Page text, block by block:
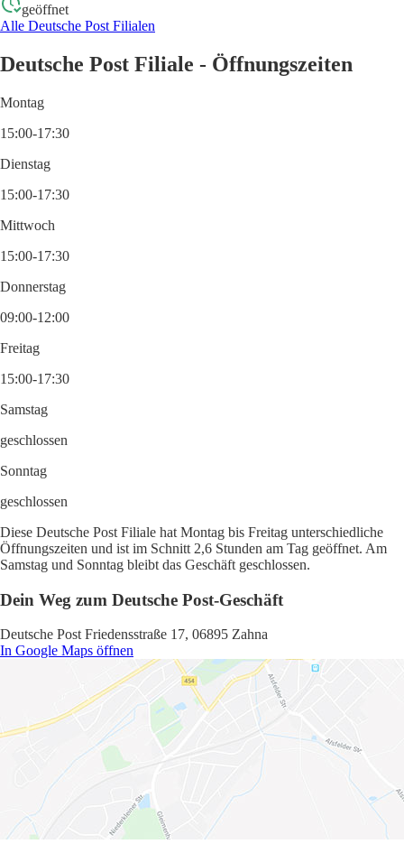
geöffnet
Alle Deutsche Post Filialen
Deutsche Post Filiale - Öffnungszeiten
Montag
15:00-17:30
Dienstag
15:00-17:30
Mittwoch
15:00-17:30
Donnerstag
09:00-12:00
Freitag
15:00-17:30
Samstag
geschlossen
Sonntag
geschlossen
Diese Deutsche Post Filiale hat Montag bis Freitag unterschiedliche
Öffnungszeiten und ist im Schnitt 2,6 Stunden am Tag geöffnet. Am
Samstag und Sonntag bleibt das Geschäft geschlossen.
Dein Weg zum Deutsche Post-Geschäft
Deutsche Post Friedensstraße 17, 06895 Zahna
In Google Maps öffnen